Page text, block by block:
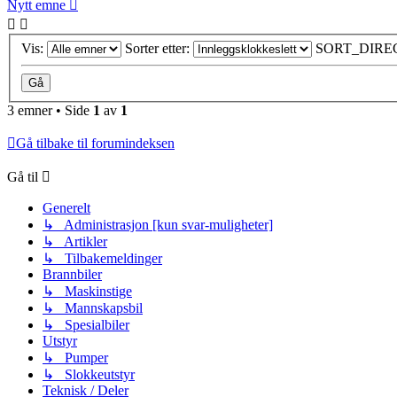
Nytt emne
Vis: Sorter etter:
3 emner • Side 1 av 1
Gå tilbake til forumindeksen
Gå til
Generelt
↳ Administrasjon [kun svar-muligheter]
↳ Artikler
↳ Tilbakemeldinger
Brannbiler
↳ Maskinstige
↳ Mannskapsbil
↳ Spesialbiler
Utstyr
↳ Pumper
↳ Slokkeutstyr
Teknisk / Deler